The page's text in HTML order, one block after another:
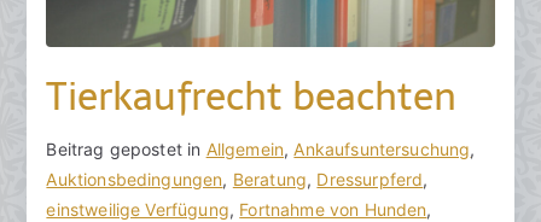
Tierkaufrecht beachten
V
o
n
B
e
i
Beitrag gepostet in Allgemein, Ankaufsuntersuchung,
Auktionsbedingungen, Beratung, Dressurpferd,
einstweilige Verfügung, Fortnahme von Hunden,
K
e
i